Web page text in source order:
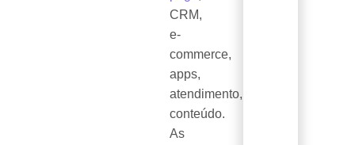
CRM,
e-
commerce,
apps,
atendimento,
conteúdo.
As